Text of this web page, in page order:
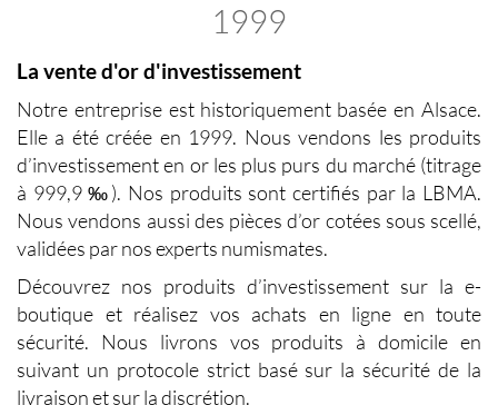
1999
La vente d'or d'investissement
Notre entreprise est historiquement basée en Alsace.
Elle a été créée en 1999. Nous vendons les produits
d’investissement en or les plus purs du marché (titrage
à 999,9 ‰). Nos produits sont certifiés par la LBMA.
Nous vendons aussi des pièces d’or cotées sous scellé,
validées par nos experts numismates.
Découvrez nos produits d’investissement sur la e-
boutique et réalisez vos achats en ligne en toute
sécurité. Nous livrons vos produits à domicile en
suivant un protocole strict basé sur la sécurité de la
livraison et sur la discrétion.